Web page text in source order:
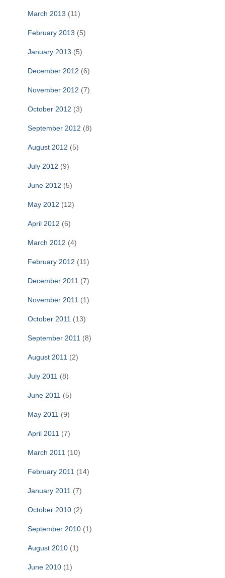
March 2013 (11)
February 2013 (5)
January 2013 (5)
December 2012 (6)
November 2012 (7)
October 2012 (3)
September 2012 (8)
August 2012 (5)
July 2012 (9)
June 2012 (5)
May 2012 (12)
April 2012 (6)
March 2012 (4)
February 2012 (11)
December 2011 (7)
November 2011 (1)
October 2011 (13)
September 2011 (8)
August 2011 (2)
July 2011 (8)
June 2011 (5)
May 2011 (9)
April 2011 (7)
March 2011 (10)
February 2011 (14)
January 2011 (7)
October 2010 (2)
September 2010 (1)
August 2010 (1)
June 2010 (1)